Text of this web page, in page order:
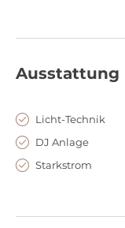
Ausstattung
Licht-Technik
DJ Anlage
Starkstrom